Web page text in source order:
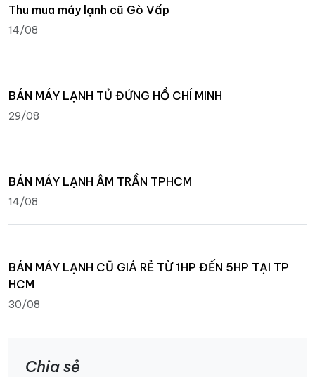
Thu mua máy lạnh cũ Gò Vấp
14/08
BÁN MÁY LẠNH TỦ ĐỨNG HỒ CHÍ MINH
29/08
BÁN MÁY LẠNH ÂM TRẦN TPHCM
14/08
BÁN MÁY LẠNH CŨ GIÁ RẺ TỪ 1HP ĐẾN 5HP TẠI TP
HCM
30/08
Chia sẻ